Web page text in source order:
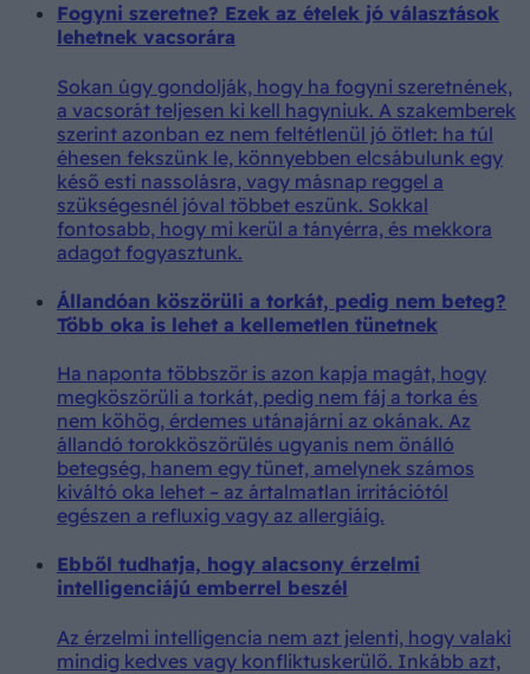
Fogyni szeretne? Ezek az ételek jó választások
lehetnek vacsorára
Sokan úgy gondolják, hogy ha fogyni szeretnének,
a vacsorát teljesen ki kell hagyniuk. A szakemberek
szerint azonban ez nem feltétlenül jó ötlet: ha túl
éhesen fekszünk le, könnyebben elcsábulunk egy
késő esti nassolásra, vagy másnap reggel a
szükségesnél jóval többet eszünk. Sokkal
fontosabb, hogy mi kerül a tányérra, és mekkora
adagot fogyasztunk.
Állandóan köszörüli a torkát, pedig nem beteg?
Több oka is lehet a kellemetlen tünetnek
Ha naponta többször is azon kapja magát, hogy
megköszörüli a torkát, pedig nem fáj a torka és
nem köhög, érdemes utánajárni az okának. Az
állandó torokköszörülés ugyanis nem önálló
betegség, hanem egy tünet, amelynek számos
kiváltó oka lehet – az ártalmatlan irritációtól
egészen a refluxig vagy az allergiáig.
Ebből tudhatja, hogy alacsony érzelmi
intelligenciájú emberrel beszél
Az érzelmi intelligencia nem azt jelenti, hogy valaki
mindig kedves vagy konfliktuskerülő. Inkább azt,